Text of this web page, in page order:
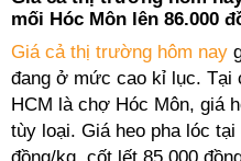
mối Hóc Môn lên 86.000
Giá cả thị trường hôm nay
đang ở mức cao kỉ lục. Tại
HCM là chợ Hóc Môn, giá
tùy loại. Giá heo pha lóc